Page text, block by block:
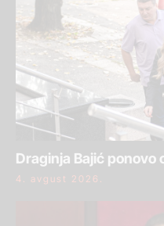
Draginja Bajić ponovo
4. avgust 2026.